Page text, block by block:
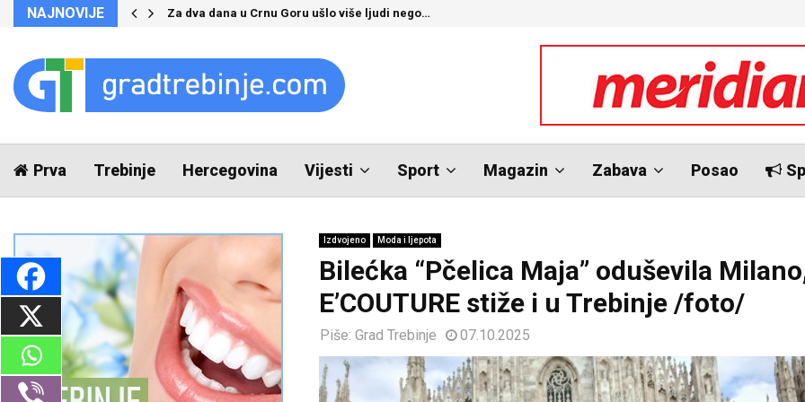
NAJNOVIJE Za dva dana u Crnu Goru ušlo više ljudi nego…
Prva Trebinje Hercegovina Vijesti Sport Magazin Zabava Posao
Izdvojeno Moda i ljepota
Bilećka “Pčelica Maja” oduševila
E’COUTURE stiže i u Trebinje /foto/
Piše: Grad Trebinje 07.10.2025